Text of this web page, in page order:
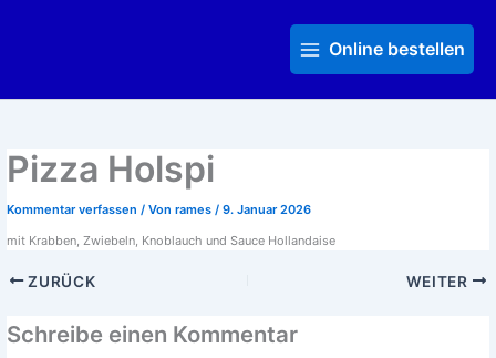
MenuOnline bestellen
Pizza Holspi
Kommentar verfassen / Von rames / 9. Januar 2026
mit Krabben, Zwiebeln, Knoblauch und Sauce Hollandaise
ZURÜCK WEITER
Schreibe einen Kommentar